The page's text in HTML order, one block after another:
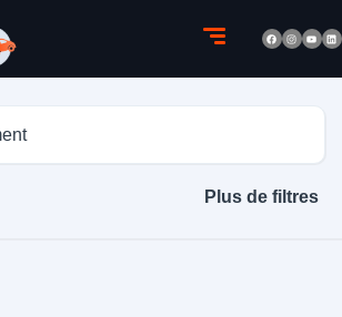
Plus de filtres